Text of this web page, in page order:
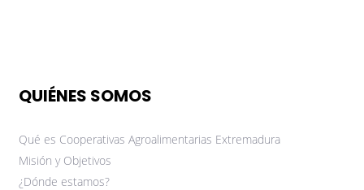
QUIÉNES SOMOS
Qué es Cooperativas Agroalimentarias Extremadura
Misión y Objetivos
¿Dónde estamos?